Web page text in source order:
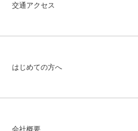
交通アクセス
はじめての方へ
会社概要